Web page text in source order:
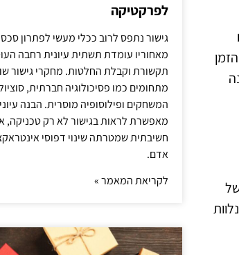
לפרקטיקה
גישור נתפס לרוב ככלי מעשי לפתרון
מאחוריו עומדת תשתית עיונית רחבה
תקשורת וקבלת החלטות. מחקרי גישור
מתחומים כמו פסיכולוגיה חברתית,
המשחקים ופילוסופיה מוסרית. הבנה
מאפשרת לראות בגישור לא רק טכניקה,
חשיבתית שמטרתה שינוי דפוסי
אדם.
לקריאת המאמר »